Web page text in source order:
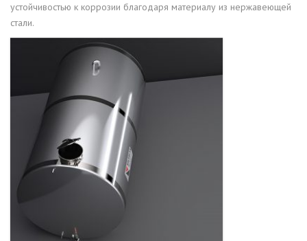
устойчивостью к коррозии благодаря материалу из нержавеющей
стали.